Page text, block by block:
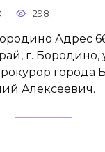
298
Адрес
г. Бородино,
города
Алексеевич.